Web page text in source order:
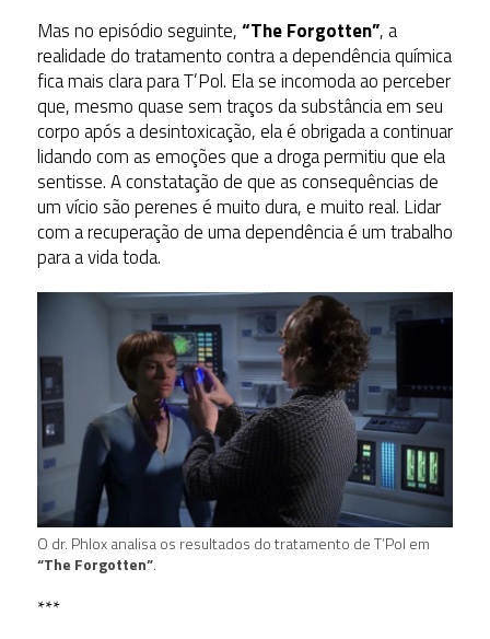
Mas no episódio seguinte,“The Forgotten”, a
realidade do tratamento contra a dependência química
fica mais clara para T’Pol. Ela se incomoda ao perceber
que, mesmo quase sem traços da substância em seu
corpo após a desintoxicação, ela é obrigada a continuar
lidando com as emoções que a droga permitiu que ela
sentisse. A constatação de que as consequências de
um vício são perenes é muito dura, e muito real. Lidar
com a recuperação de uma dependência é um trabalho
para a vida toda.
O dr. Phlox analisa os resultados do tratamento de T’Pol em
“The Forgotten”.
***